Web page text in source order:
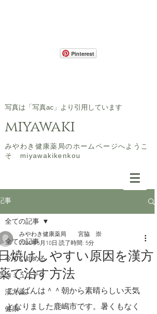
Pinterest
​写真は「写真ac」より引用しています
miyawaki
​みやわき健康薬局のホームページへようこ
そ miyawakikenkou
事
全ての記事
今すぐ始める
コミュニティ
漢方薬
健康
全ての記事
焼けしやすい原因を漢方
で治す方法
みやわき健康薬局 宮脇 崇
2024年5月10日 読了時間: 5分
こんばんは＾＾朝から素晴らしい天気
となりました鹿嶋市です。暑くもなく